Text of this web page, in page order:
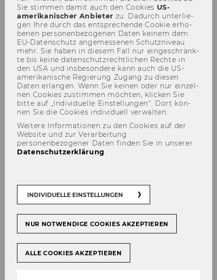
Öffentliche Präsentationen
die Professur "Öffentliches
Recht, Wirtschaftsrecht und
Völkerrecht"
167
Bevollmächtigungen gemäß §
28 Universitätsgesetz 2002
Bevollmächtigungen gemäß §
28 Universitätsgesetz 2002/
169
Bevollmächtigung/
Department für
Sie stim­men damit auch den Coo­kies US-​
amerikanischer An­bie­ter zu. Da­durch un­ter­lie­
gen Ihre durch das ent­spre­chen­de Coo­kie er­ho­
be­nen per­so­nen­be­zo­ge­nen Daten kei­nem dem
EU-​Datenschutz an­ge­mes­se­nen Schutz­ni­veau
mehr. Sie haben in die­sem Fall nur ein­ge­schränk­
te bis keine da­ten­schutz­recht­li­chen Rech­te in
den USA und ins­be­son­de­re kann auch die US-​
amerikanische Re­gie­rung Zu­gang zu die­sen
Daten er­lan­gen. Wenn Sie kei­nen oder nur ein­zel­
nen Coo­kies zu­stim­men möch­ten, kli­cken Sie
bitte auf „In­di­vi­du­el­le Ein­stel­lun­gen“. Dort kön­
nen Sie die Coo­kies in­di­vi­du­ell ver­wal­ten.
Weitere Informationen zu den Cookies auf der
Website und zur Verarbeitung
personenbezogener Daten finden Sie in unserer
Datenschutzerklärung.
INDIVIDUELLE EINSTELLUNGEN
NUR NOTWENDIGE COOKIES AKZEPTIEREN
ALLE COOKIES AKZEPTIEREN